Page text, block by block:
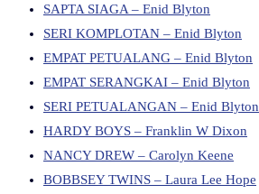
SAPTA SIAGA – Enid Blyton
SERI KOMPLOTAN – Enid Blyton
EMPAT PETUALANG – Enid Blyton
EMPAT SERANGKAI – Enid Blyton
SERI PETUALANGAN – Enid Blyton
HARDY BOYS – Franklin W Dixon
NANCY DREW – Carolyn Keene
BOBBSEY TWINS – Laura Lee Hope